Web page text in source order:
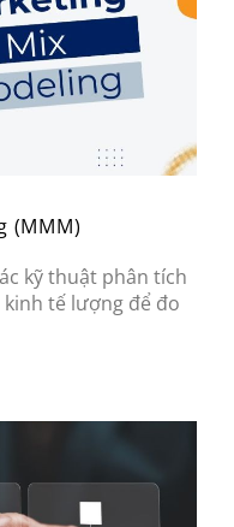
(MMM)
kỹ thuật phân tích
tế lượng để đo